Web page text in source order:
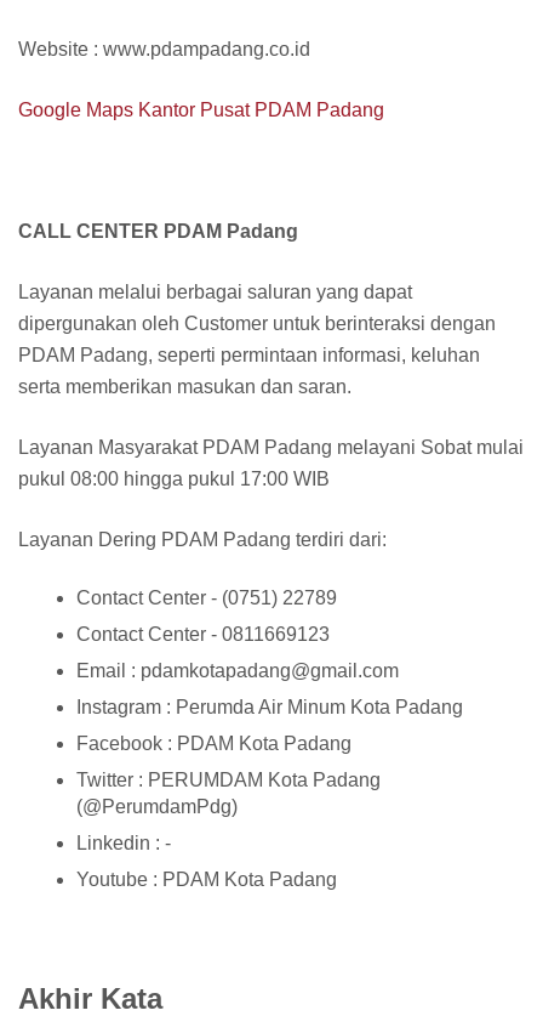
Website : www.pdampadang.co.id
Google Maps Kantor Pusat PDAM Padang
CALL CENTER PDAM Padang
Layanan melalui berbagai saluran yang dapat
dipergunakan oleh Customer untuk berinteraksi dengan
PDAM Padang, seperti permintaan informasi, keluhan
serta memberikan masukan dan saran.
Layanan Masyarakat PDAM Padang melayani Sobat mulai
pukul 08:00 hingga pukul 17:00 WIB
Layanan Dering PDAM Padang terdiri dari:
Contact Center - (0751) 22789
Contact Center - 0811669123
Email : pdamkotapadang@gmail.com
Instagram : Perumda Air Minum Kota Padang
Facebook : PDAM Kota Padang
Twitter : PERUMDAM Kota Padang
(@PerumdamPdg)
Linkedin : -
Youtube : PDAM Kota Padang
Akhir Kata